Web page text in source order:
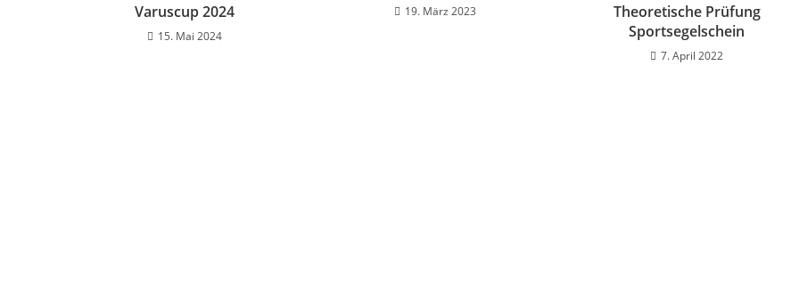
Varuscup 2024
15. Mai 2024
19. März 2023
Theoretische Prüfung
Sportsegelschein
7. April 2022